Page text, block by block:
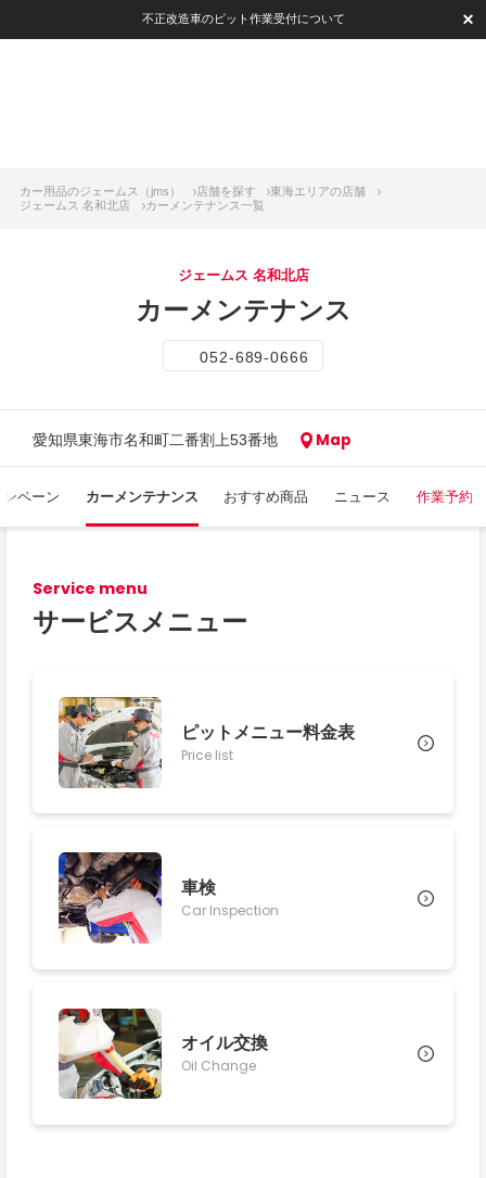
不正改造車のピット作業受付について
カー用品のジェームス（jms） 店舗を探す
東海エリアの店舗
ジェームス 名和北店
カーメンテナンス一覧
ジェームス 名和北店
カーメンテナンス
052-689-0666
愛知県東海市名和町二番割上53番地 Map
ペーン カーメンテナンス おすすめ商品 ニュース 作業予約
Service menu
サービスメニュー
ピットメニュー料金表
Price list
車検
Car Inspection
オイル交換
Oil Change